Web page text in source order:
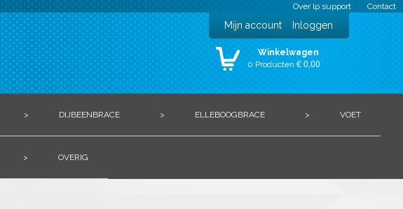
Over lp support Contact
Mijn account Inloggen
Winkelwagen
0 Producten € 0,00
> DIJBEENBRACE > ELLEBOOGBRACE > VOET
> OVERIG